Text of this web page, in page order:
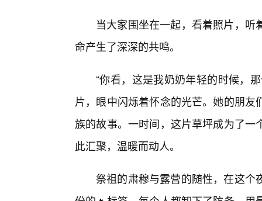
当大家围坐在一起，看着照片，
命产生了深深的共鸣。
“你看，这是我奶奶年轻的时候，
片，眼中闪烁着怀念的光芒。她的朋
族的故事。一时间，这片草坪成为了
此汇聚，温暖而动人。
祭祖的肃穆与露营的随性，在这